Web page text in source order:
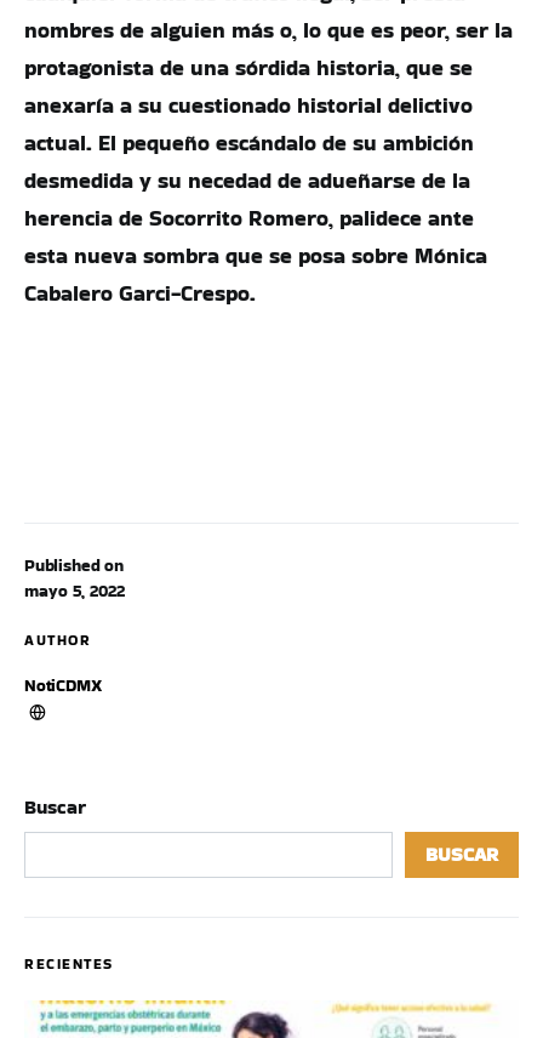
Published on
mayo 5, 2022
AUTHOR
NotiCDMX
nombres de alguien más o, lo que es peor, ser la
protagonista de una sórdida historia, que se
anexaría a su cuestionado historial delictivo
actual. El pequeño escándalo de su ambición
desmedida y su necedad de adueñarse de la
herencia de Socorrito Romero, palidece ante
esta nueva sombra que se posa sobre Mónica
Cabalero Garci-Crespo.
Buscar
BUSCAR
RECIENTES